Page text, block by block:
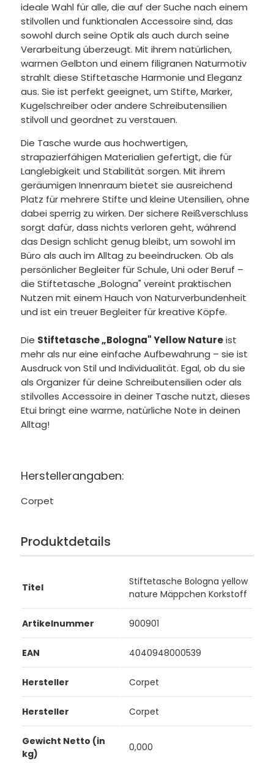
ideale Wahl für alle, die auf der Suche nach einem
stilvollen und funktionalen Accessoire sind, das
sowohl durch seine Optik als auch durch seine
Verarbeitung überzeugt. Mit ihrem natürlichen,
warmen Gelbton und einem filigranen Naturmotiv
strahlt diese Stiftetasche Harmonie und Eleganz
aus. Sie ist perfekt geeignet, um Stifte, Marker,
Kugelschreiber oder andere Schreibutensilien
stilvoll und geordnet zu verstauen.
Die Tasche wurde aus hochwertigen,
strapazierfähigen Materialien gefertigt, die für
Langlebigkeit und Stabilität sorgen. Mit ihrem
geräumigen Innenraum bietet sie ausreichend
Platz für mehrere Stifte und kleine Utensilien, ohne
dabei sperrig zu wirken. Der sichere Reißverschluss
sorgt dafür, dass nichts verloren geht, während
das Design schlicht genug bleibt, um sowohl im
Büro als auch im Alltag zu beeindrucken. Ob als
persönlicher Begleiter für Schule, Uni oder Beruf –
die Stiftetasche „Bologna" vereint praktischen
Nutzen mit einem Hauch von Naturverbundenheit
und ist ein treuer Begleiter für kreative Köpfe.
Die Stiftetasche „Bologna" Yellow Natureist
mehr als nur eine einfache Aufbewahrung – sie ist
Ausdruck von Stil und Individualität. Egal, ob du sie
als Organizer für deine Schreibutensilien oder als
stilvolles Accessoire in deiner Tasche nutzt, dieses
Etui bringt eine warme, natürliche Note in deinen
Alltag!
Herstellerangaben:
Corpet
Produktdetails
Titel
Stiftetasche Bologna yellow
nature Mäppchen Korkstoff
Artikelnummer 900901
EAN 4040948000539
Hersteller Corpet
Hersteller Corpet
Gewicht Netto (in
kg)
0,000